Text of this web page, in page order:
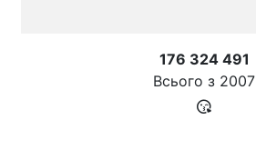
176 324 491
Всього з 2007